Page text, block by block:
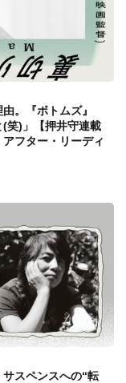
。『ボトムズ』
笑)」【押井守連載
フター・リーディ
スペンスへの“転